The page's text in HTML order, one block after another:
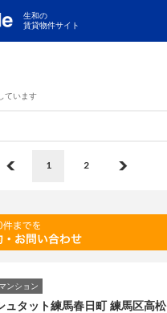
生和の
賃貸物件サイト
ています
1 2
ンション
ュタット練馬春日町 練馬区高松